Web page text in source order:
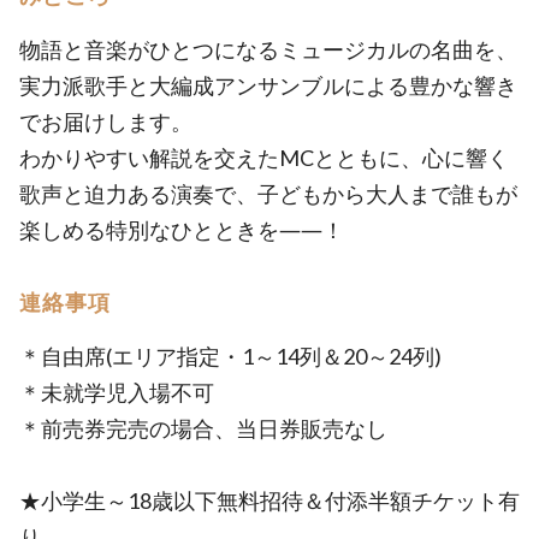
物語と音楽がひとつになるミュージカルの名曲を、
実力派歌手と大編成アンサンブルによる豊かな響き
でお届けします。
わかりやすい解説を交えたMCとともに、心に響く
歌声と迫力ある演奏で、子どもから大人まで誰もが
楽しめる特別なひとときを――！
連絡事項
＊自由席(エリア指定・1～14列＆20～24列)
＊未就学児入場不可
＊前売券完売の場合、当日券販売なし
★小学生～18歳以下無料招待＆付添半額チケット有